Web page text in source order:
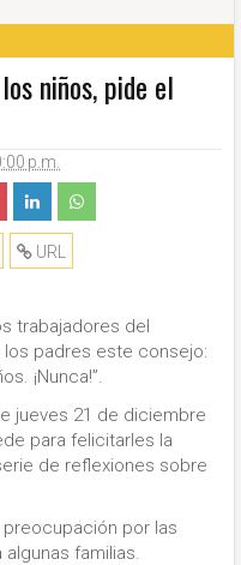
niños, pide el
p.m.
URL
trabajadores del
los padres este consejo:
¡Nunca!”.
jueves 21 de diciembre
para felicitarles la
de reflexiones sobre
por las
familias.